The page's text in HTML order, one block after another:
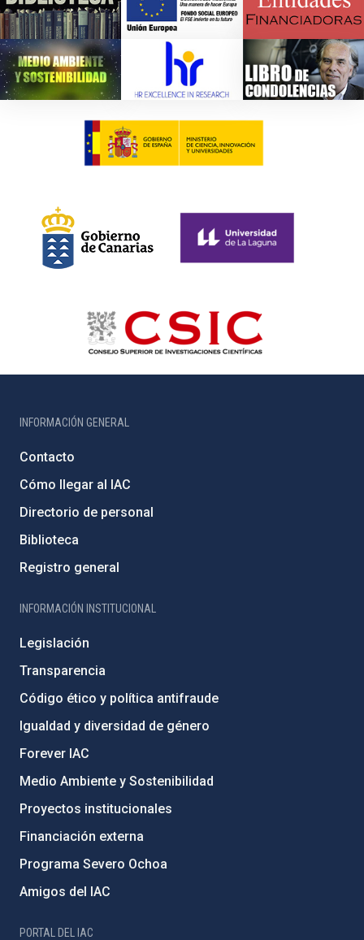
INFORMACIÓN GENERAL
Contacto
Cómo llegar al IAC
Directorio de personal
Biblioteca
Registro general
INFORMACIÓN INSTITUCIONAL
Legislación
Transparencia
Código ético y política antifraude
Igualdad y diversidad de género
Forever IAC
Medio Ambiente y Sostenibilidad
Proyectos institucionales
Financiación externa
Programa Severo Ochoa
Amigos del IAC
PORTAL DEL IAC